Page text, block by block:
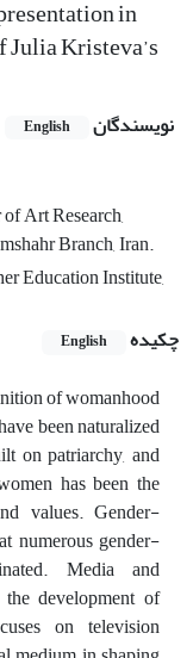
in
Kristeva’s
نویسندگان English
Art Research,
Branch, Iran.
Education Institute,
چکیده
English
of womanhood
been naturalized
on patriarchy, and
has been the
values. Gender-
numerous gender-
Media and
development of
on television